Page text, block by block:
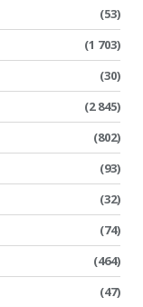
(53)
(1 703)
(30)
(2 845)
(802)
(93)
(32)
(74)
(464)
(47)